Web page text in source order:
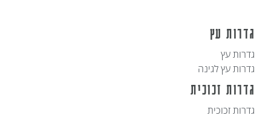
עץ
עץ
עץ לגינה
זכוכית
זכוכית